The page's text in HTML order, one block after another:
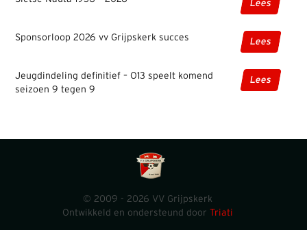
Lees
Sponsorloop 2026 vv Grijpskerk succes Lees
Jeugdindeling definitief – O13 speelt komend
seizoen 9 tegen 9
Lees
© 2009 - 2026 VV Grijpskerk
Ontwikkeld en ondersteund door Triati